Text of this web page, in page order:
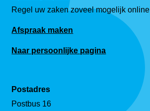
Regel uw zaken zoveel mogelijk online
Afspraak maken
Naar persoonlijke pagina
Postadres
Postbus 16